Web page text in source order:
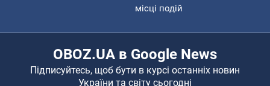
місці подій
OBOZ.UA в Google News
Підписуйтесь, щоб бути в курсі останніх новин
України та світу сьогодні